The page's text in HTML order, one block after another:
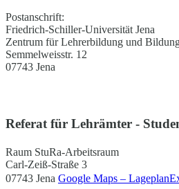
Postanschrift:
Friedrich-Schiller-Universität Jena
Zentrum für Lehrerbildung und
Semmelweisstr. 12
07743 Jena
Referat für Lehrämter -
Raum StuRa-Arbeitsraum
Carl-Zeiß-Straße 3
07743 Jena Google Maps – Lageplan